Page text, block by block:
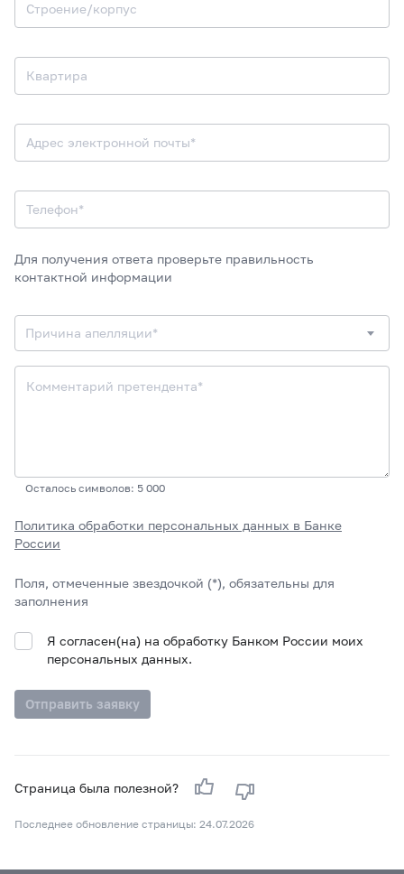
Строение/корпус
Квартира
Адрес электронной почты*
Телефон*
Для получения ответа проверьте правильность
контактной информации
Причина апелляции*
Осталось символов: 5 000
Политика обработки персональных данных в Банке
России
Поля, отмеченные звездочкой (*), обязательны для
заполнения
Я согласен(на) на обработку Банком России моих
персональных данных.
Отправить заявку
Страница была полезной?
Последнее обновление страницы: 24.07.2026